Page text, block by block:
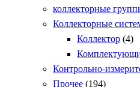
коллекторные
Коллекторные
Коллектор (4)
Контрольно-
Прочее (194)